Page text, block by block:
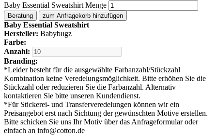
Baby Essential Sweatshirt Menge
Beratung zum Anfragekorb hinzufügen
Baby Essential Sweatshirt
Hersteller: Babybugz
Farbe:
Anzahl:
Branding:
*Leider besteht für die ausgewählte Farbanzahl/Stückzahl
Kombination keine Veredelungsmöglichkeit. Bitte erhöhen Sie die
Stückzahl oder reduzieren Sie die Farbanzahl. Alternativ
kontaktieren Sie bitte unseren Kundendienst.
*Für Stickerei- und Transferveredelungen können wir ein
Preisangebot erst nach Sichtung der gewünschten Motive erstellen.
Bitte schicken Sie uns Ihr Motiv über das Anfrageformular oder
einfach an info@cotton.de